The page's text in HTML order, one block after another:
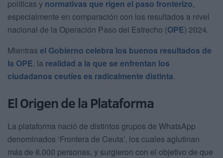
políticas y normativas que rigen el paso fronterizo,
especialmente en comparación con los resultados a nivel
nacional de la Operación Paso del Estrecho (OPE) 2024.
Mientras el Gobierno celebra los buenos resultados de
la OPE, la realidad a la que se enfrentan los
ciudadanos ceutíes es radicalmente distinta.
El Origen de la Plataforma
La plataforma nació de distintos grupos de WhatsApp
denominados ‘Frontera de Ceuta’, los cuales aglutinan
más de 8.000 personas, y surgieron con el objetivo de que